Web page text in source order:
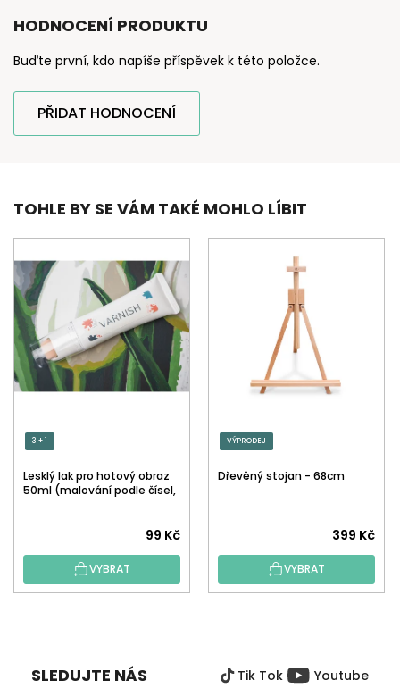
HODNOCENÍ PRODUKTU
Buďte první, kdo napíše příspěvek k této položce.
PŘIDAT HODNOCENÍ
TOHLE BY SE VÁM TAKÉ MOHLO LÍBIT
3 + 1
Lesklý lak pro hotový obraz
50ml (malování podle čísel,
hodnocení
produktu
je
hvězdiček.
99 Kč
VYBRAT
VÝPRODEJ
Dřevěný stojan - 68cm
399 Kč
VYBRAT
SLEDUJTE NÁS Tik Tok Youtube